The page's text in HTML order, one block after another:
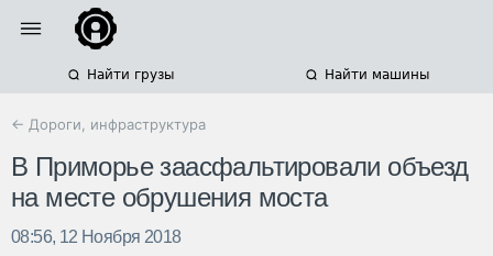
Найти грузы Найти машины
← Дороги, инфраструктура
В Приморье заасфальтировали объезд
на месте обрушения моста
08:56, 12 Ноября 2018